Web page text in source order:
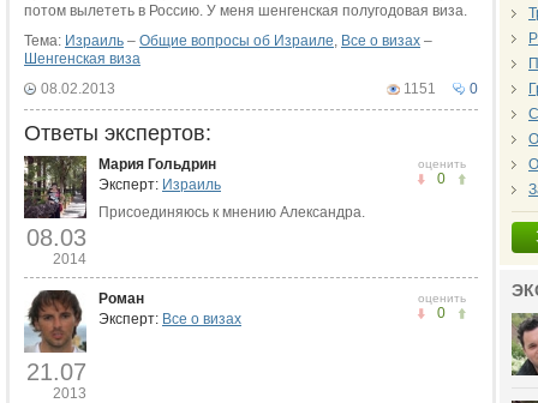
потом вылететь в Россию. У меня шенгенская полугодовая виза.
Тема: Израиль – Общие вопросы об Израиле, Все о визах –
Шенгенская виза
0
1151
08.02.2013
Ответы экспертов:
08.03
2014
оценить
0
Мария Гольдрин
Эксперт: Израиль
Присоединяюсь к мнению Александра.
21.07
2013
оценить
0
Роман
Эксперт: Все о визах